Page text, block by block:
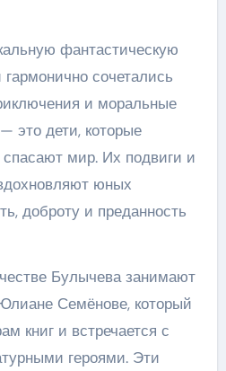
фантастическую
сочетались
и моральные
это дети, которые
мир. Их подвиги и
юных
доброту и преданность
Булычева занимают
Семёнове, который
книг и встречается с
героями. Эти